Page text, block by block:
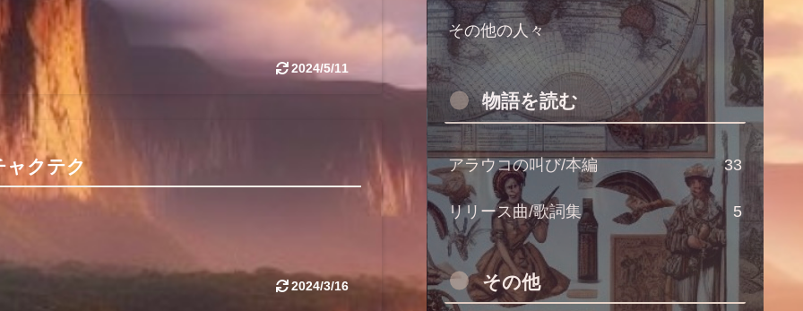
2024/5/11
ャクテク
2024/3/16
その他の人々
物語を読む
アラウコの叫び/本編 33
リリース曲/歌詞集 5
その他